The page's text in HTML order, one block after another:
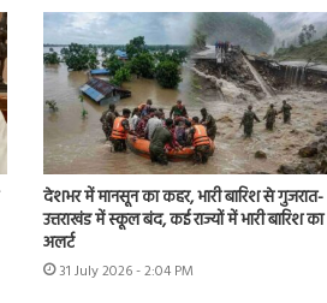
देशभर में मानसून का कहर, भारी बारिश से गुजरात-
उत्तराखंड में स्कूल बंद, कई राज्यों में भारी बारिश का
अलर्ट
31 July 2026 - 2:04 PM